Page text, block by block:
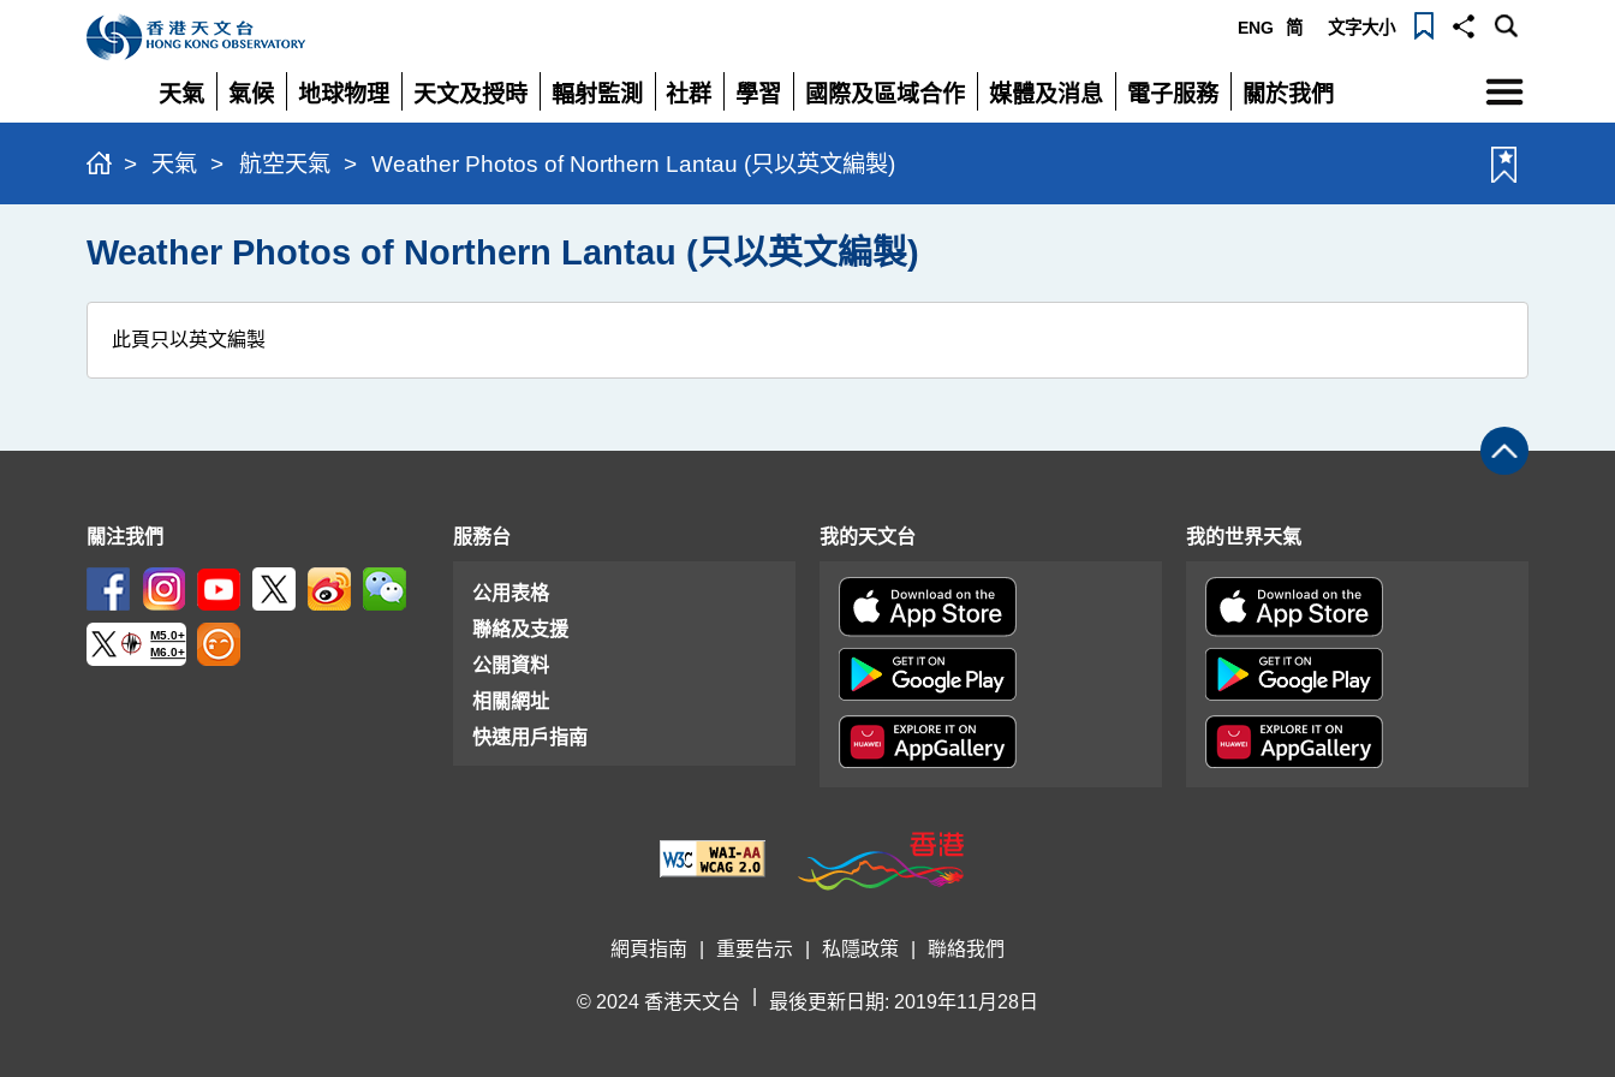
ENG 简 文字大小
天氣
展
開
氣候
展
開
地球物理
展
開
天文及授時
展
開
輻射監測
展
開
社群
展
開
學習
展
開
國際及區域合作
展
開
媒體及消息
展
電子服務
展
關於我們
展
選
單
> 天氣 > 航空天氣 > Weather Photos of Northern Lantau (只以英文編製)
Weather Photos of Northern Lantau (只以英文編製)
此頁只以英文編製
關注我們
M5.0+
M6.0+
服務台
公用表格
聯絡及支援
公開資料
相關網址
快速用戶指南
我的天文台 我的世界天氣
網頁指南 重要告示 私隱政策 聯絡我們
© 2024 香港天文台 最後更新日期: 2019年11月28日